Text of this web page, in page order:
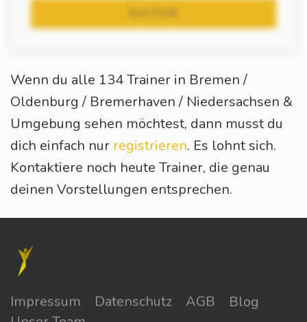
Wenn du alle 134 Trainer in Bremen /
Oldenburg / Bremerhaven / Niedersachsen &
Umgebung sehen möchtest, dann musst du
dich einfach nur registrieren. Es lohnt sich.
Kontaktiere noch heute Trainer, die genau
deinen Vorstellungen entsprechen.
Impressum Datenschutz AGB
Blog